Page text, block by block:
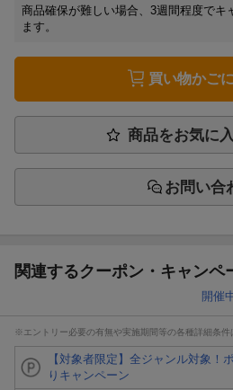
商品確保が難しい場合、3週間程度でキ
ます。
買い物かご
商品をお気に
お問い合
関連するクーポン・キャンペ
開催
※エントリー必要の有無や実施期間等の各種詳細条件
【対象者限定】全ジャンル対象
りキャンペーン